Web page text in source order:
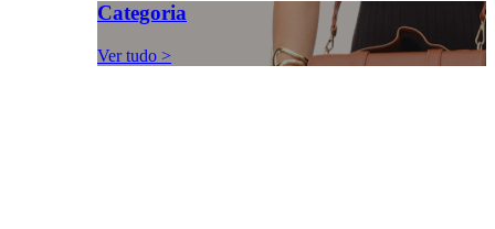
Categoria
Ver tudo >